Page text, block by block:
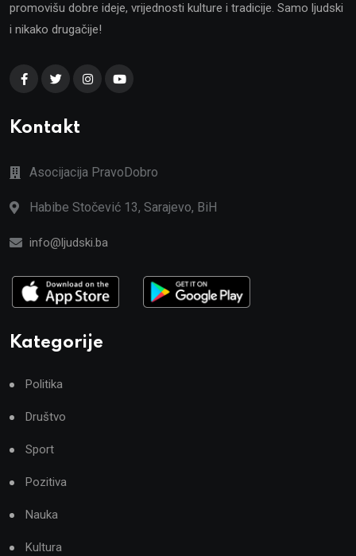
promovišu dobre ideje, vrijednosti kulture i tradicije. Samo ljudski
i nikako drugačije!
Kontakt
Asocijacija PravoDobro
Habibe Stočević 13, Sarajevo, BiH
info@ljudski.ba
Kategorije
Politika
Društvo
Sport
Pozitiva
Nauka
Kultura